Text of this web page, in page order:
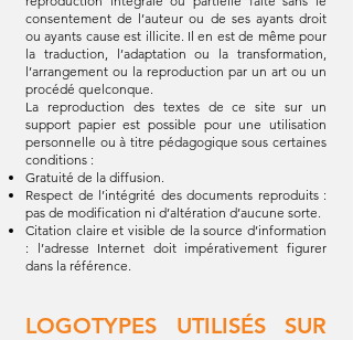
consentement de l’auteur ou de ses ayants droit
ou ayants cause est illicite. Il en est de même pour
la traduction, l’adaptation ou la transformation,
l’arrangement ou la reproduction par un art ou un
procédé quelconque.
La reproduction des textes de ce site sur un
support papier est possible pour une utilisation
personnelle ou à titre pédagogique sous certaines
conditions :
Gratuité de la diffusion.
Respect de l’intégrité des documents reproduits :
pas de modification ni d’altération d’aucune sorte.
Citation claire et visible de la source d’information
: l’adresse Internet doit impérativement figurer
dans la référence.
LOGOTYPES UTILISÉS SUR